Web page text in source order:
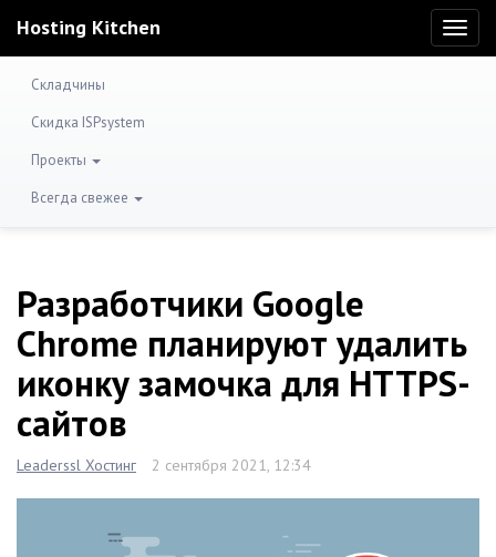
Hosting Kitchen
Складчины
Скидка ISPsystem
Проекты
Всегда свежее
Разработчики Google
Chrome планируют удалить
иконку замочка для HTTPS-
сайтов
Leaderssl Хостинг 2 сентября 2021, 12:34